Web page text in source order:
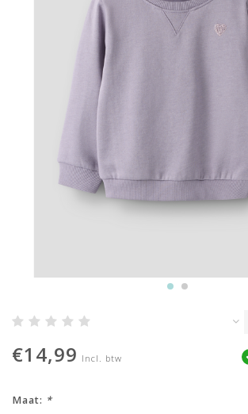
€14,99 Incl. btw
Maat: *